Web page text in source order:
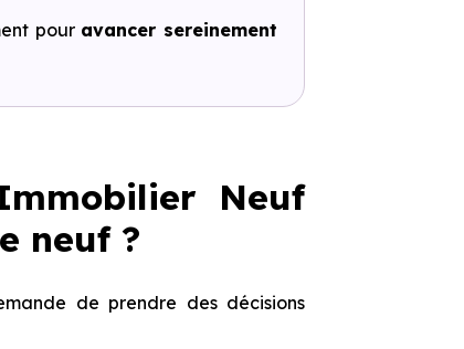
pour avancer sereinement
Neuf
neuf ?
de prendre des décisions